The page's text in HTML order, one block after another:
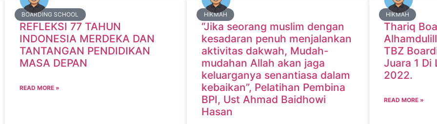
BOARDING SCHOOL
REFLEKSI 77 TAHUN
INDONESIA MERDEKA DAN
TANTANGAN PENDIDIKAN
MASA DEPAN
READ MORE »
HIKMAH
“Jika seorang muslim dengan
kesadaran penuh menjalankan
aktivitas dakwah, Mudah-
mudahan Allah akan jaga
keluarganya senantiasa dalam
kebaikan”, Pelatihan Pembina
BPI, Ust Ahmad Baidhowi
Hasan
HIKMAH
Thariq
TBZ
Juara 1 Di
2022.
READ MORE »